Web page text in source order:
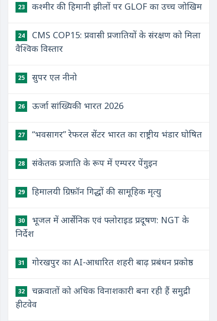
23 कश्मीर की हिमानी झीलों पर GLOF का उच्च जोखिम
24
CMS COP15: प्रवासी प्रजातियों के संरक्षण को मिला
वैश्विक विस्तार
25 सुपर एल नीनो
26 ऊर्जा सांख्यिकी भारत 2026
27 “भवसागर” रेफरल सेंटर भारत का राष्ट्रीय भंडार घोषित
28 संकेतक प्रजाति के रूप में एम्परर पेंगुइन
29 हिमालयी ग्रिफ़ॉन गिद्धों की सामूहिक मृत्यु
30
भूजल में आर्सेनिक एवं फ्लोराइड प्रदूषण: NGT के
निर्देश
31 गोरखपुर का AI-आधारित शहरी बाढ़ प्रबंधन प्रकोष्ठ
32
चक्रवातों को अधिक विनाशकारी बना रही हैं समुद्री
हीटवेव